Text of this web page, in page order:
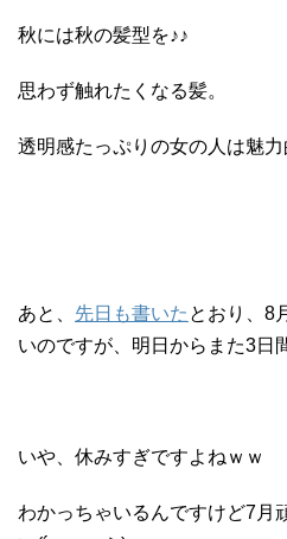
秋には秋の髪型を♪♪
思わず触れたくなる髪。
透明感たっぷりの女の人は魅
あと、 先日も書いた とおり、8
いのですが、明日からまた3日
いや、休みすぎですよねｗｗ
わかっちゃいるんですけど7月